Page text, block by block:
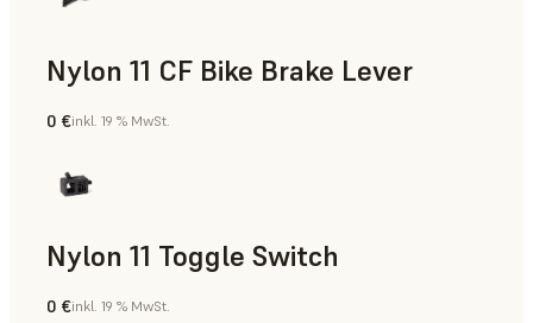
Nylon 11 CF Bike Brake Lever
SLS-Pulver
0 €inkl. 19 % MwSt.
Nylon 11 Toggle Switch
SLS-Pulver
0 €inkl. 19 % MwSt.